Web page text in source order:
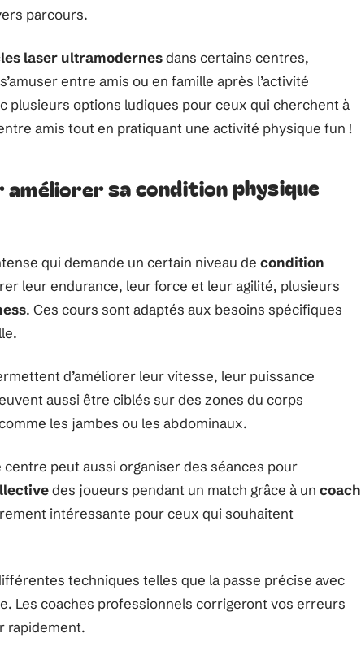
parcours.
laser ultramodernesdans certains centres,
entre amis ou en famille après l’activité
plusieurs options ludiques pour ceux qui cherchent à
amis tout en pratiquant une activité physique fun !
sa condition physique
qui demande un certain niveau de condition
leur endurance, leur force et leur agilité, plusieurs
. Ces cours sont adaptés aux besoins spécifiques
d’améliorer leur vitesse, leur puissance
aussi être ciblés sur des zones du corps
les jambes ou les abdominaux.
peut aussi organiser des séances pour
des joueurs pendant un match grâce à un coach
intéressante pour ceux qui souhaitent
techniques telles que la passe précise avec
Les coaches professionnels corrigeront vos erreurs
rapidement.